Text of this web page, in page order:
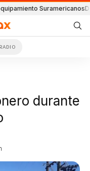
SuramericanosDetenido
RADIO
durante